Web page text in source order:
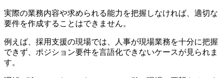
実際の業務内容や求められる能力を把握しなければ、適切な
要件を作成することはできません。
例えば、採用支援の現場では、人事が現場業務を十分に把握
できず、ポジション要件を言語化できないケースが見られま
す。